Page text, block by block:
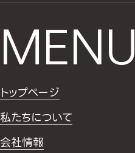
MENU
トップページ
私たちについて
会社情報